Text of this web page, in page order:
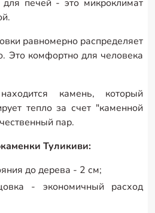
печей - это микроклимат
равномерно распределяет
Это комфортно для человека
камень, который
тепло за счет "каменной
пар.
Туликиви:
до дерева - 2 см;
- экономичный расход